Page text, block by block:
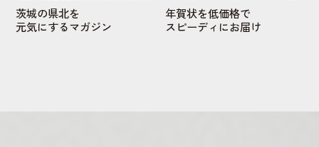
茨城の県北を
元気にするマガジン
年賀状を低価格で
スピーディにお届け